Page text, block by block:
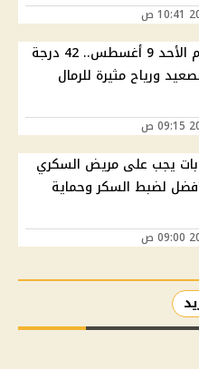
درجات الحرارة اليوم الأحد 9 أغسطس.. 42 درجة
ورياح مثيرة للرمال
يجب على مريض السكري
لضبط السكر وحماية